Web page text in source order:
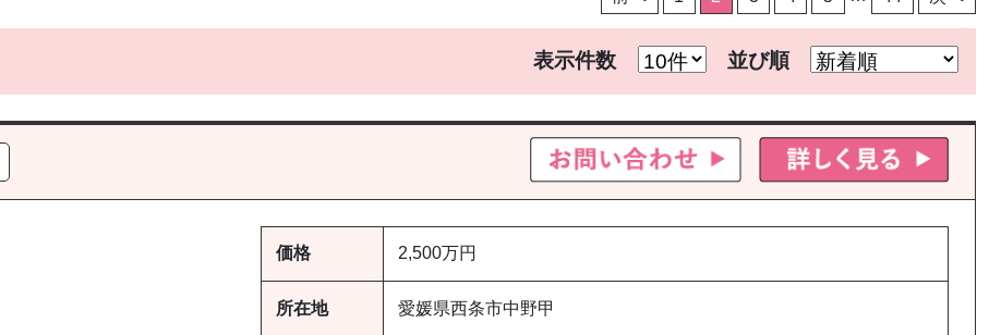
稿
の
ペ
ー
ジ
り
表示件数 並び順
価格 2,500万円
所在地 愛媛県西条市中野甲